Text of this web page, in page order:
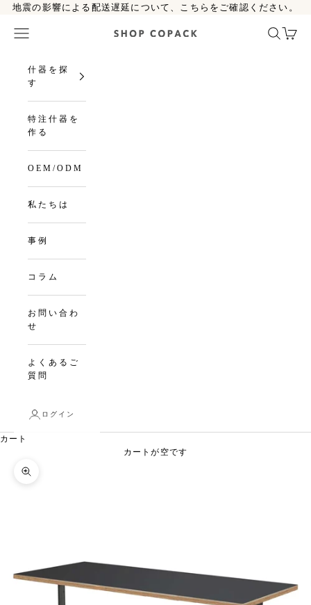
コンテンツへスキップ
地震の影響による配送遅延について、 こちら をご確認ください。
SHOP COPACK
メニュー 検索カート
什器を探
す
特注什器を
作る
OEM/ODM
私たちは
事例
コラム
お問い合わ
せ
よくあるご
質問
ログイン
カート
カートが空です
ズームイン